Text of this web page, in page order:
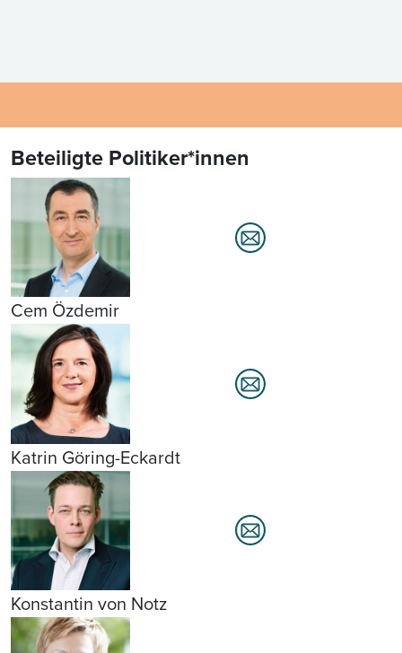
Beteiligte Politiker*innen
Cem Özdemir
Katrin Göring-Eckardt
Konstantin von Notz